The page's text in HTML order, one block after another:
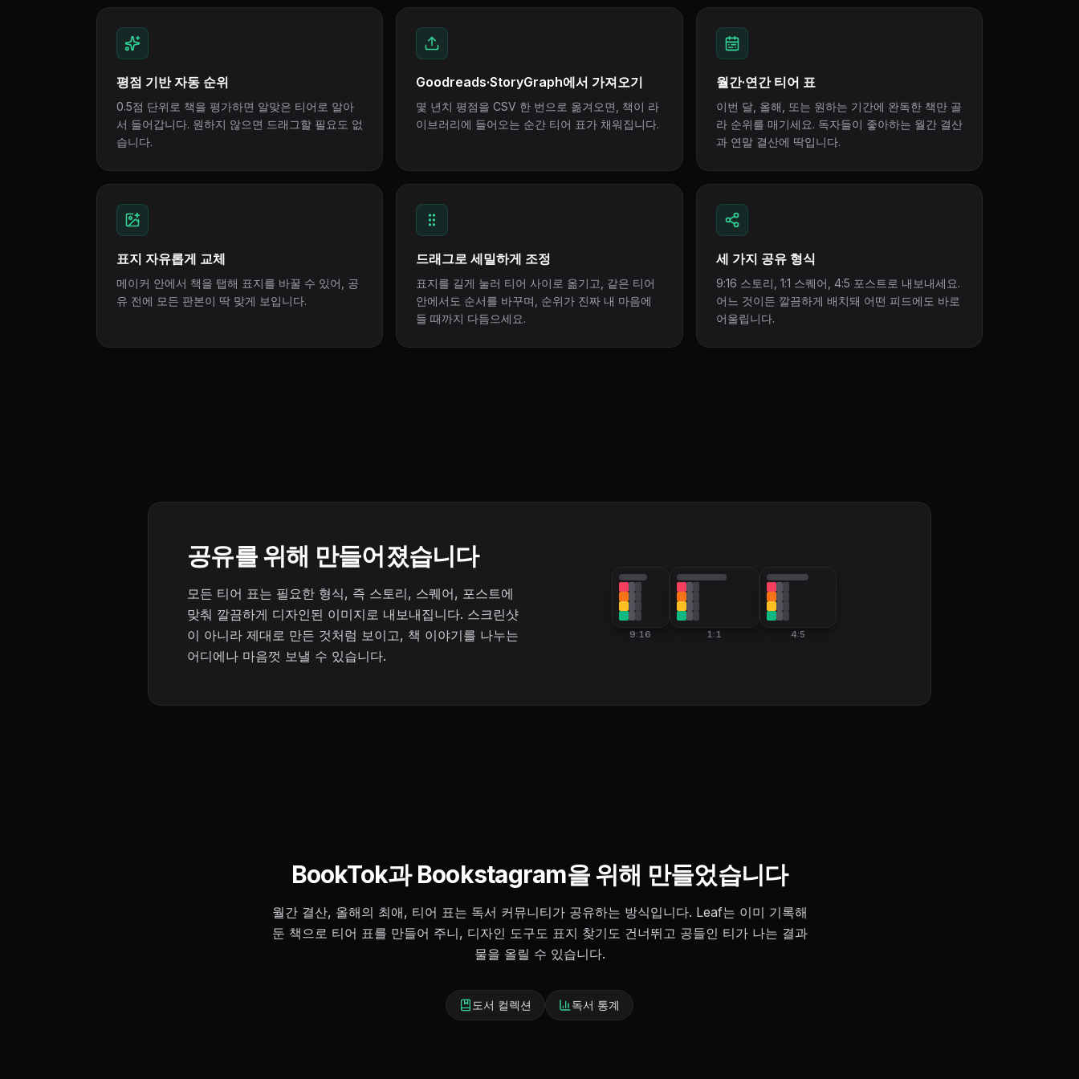
평점 기반 자동 순위
0.5점 단위로 책을 평가하면 알맞은 티어로 알아
서 들어갑니다. 원하지 않으면 드래그할 필요도 없
습니다.
Goodreads·StoryGraph에서 가져오기
몇 년치 평점을 CSV 한 번으로 옮겨오면, 책이 라
이브러리에 들어오는 순간 티어 표가 채워집니다.
월간·연간 티어 표
이번 달, 올해, 또는 원하는 기간에 완독한 책만 골
라 순위를 매기세요. 독자들이 좋아하는 월간 결산
과 연말 결산에 딱입니다.
표지 자유롭게 교체
메이커 안에서 책을 탭해 표지를 바꿀 수 있어, 공
유 전에 모든 판본이 딱 맞게 보입니다.
드래그로 세밀하게 조정
표지를 길게 눌러 티어 사이로 옮기고, 같은 티어
안에서도 순서를 바꾸며, 순위가 진짜 내 마음에
들 때까지 다듬으세요.
세 가지 공유 형식
9:16 스토리, 1:1 스퀘어, 4:5 포스트로 내보내세요.
어느 것이든 깔끔하게 배치돼 어떤 피드에도 바로
어울립니다.
공유를 위해 만들어졌습니다
모든 티어 표는 필요한 형식, 즉 스토리, 스퀘어, 포스트에
맞춰 깔끔하게 디자인된 이미지로 내보내집니다. 스크린샷
이 아니라 제대로 만든 것처럼 보이고, 책 이야기를 나누는
어디에나 마음껏 보낼 수 있습니다.
9:16 1:1 4:5
BookTok과 Bookstagram을 위해 만들었습니다
월간 결산, 올해의 최애, 티어 표는 독서 커뮤니티가 공유하는 방식입니다. Leaf는 이미 기록해
둔 책으로 티어 표를 만들어 주니, 디자인 도구도 표지 찾기도 건너뛰고 공들인 티가 나는 결과
물을 올릴 수 있습니다.
도서 컬렉션 독서 통계